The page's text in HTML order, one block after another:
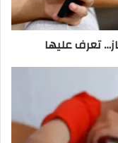
تعرف عليها